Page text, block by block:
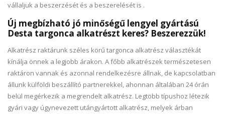
vállaljuk a beszerzését és a beszerelését is .
Új megbízható jó minőségű lengyel gyártású
Desta targonca alkatrészt keres? Beszerezzük!
Alkatrész raktárunk széles körű targonca alkatrész választékát
kínálja önnek a legjobb árakon. A főbb alkatrészek természetesen
raktáron vannak és azonnal rendelkezésre állnak, de kapcsolatban
állunk külföldi beszállító partnerekkel, ahonnan általában 24 órán
belül megérkezik a megrendelt alkatrész. Legtöbb típushoz létezik
gyári vagy úgynevezett utángyártott alkatrész, melyek árban